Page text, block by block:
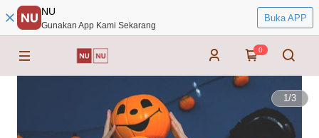
NU
Gunakan App Kami Sekarang
Buka APP
0
1/3